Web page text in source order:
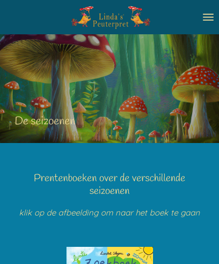
naar
de
hoofdinhoud
De seizoenen
Prentenboeken over de verschillende
seizoenen
klik op de afbeelding om naar het boek te gaan